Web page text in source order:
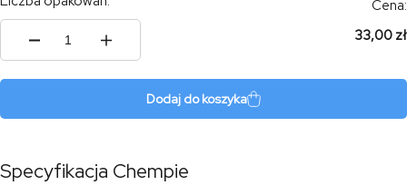
ilość
Cena:
33,00 zł
Dodaj do koszyka
Specyfikacja Chempie